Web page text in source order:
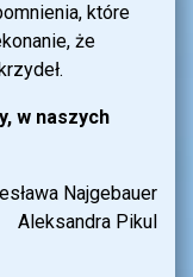
które
że
w naszych
Najgebauer
Aleksandra Pikul